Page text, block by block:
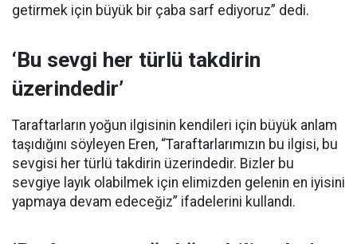
getirmek için büyük bir çaba sarf ediyoruz” dedi.
‘Bu sevgi her türlü takdirin
üzerindedir’
Taraftarların yoğun ilgisinin kendileri için büyük anlam
taşıdığını söyleyen Eren, “Taraftarlarımızın bu ilgisi, bu
sevgisi her türlü takdirin üzerindedir. Bizler bu
sevgiye layık olabilmek için elimizden gelenin en iyisini
yapmaya devam edeceğiz” ifadelerini kullandı.